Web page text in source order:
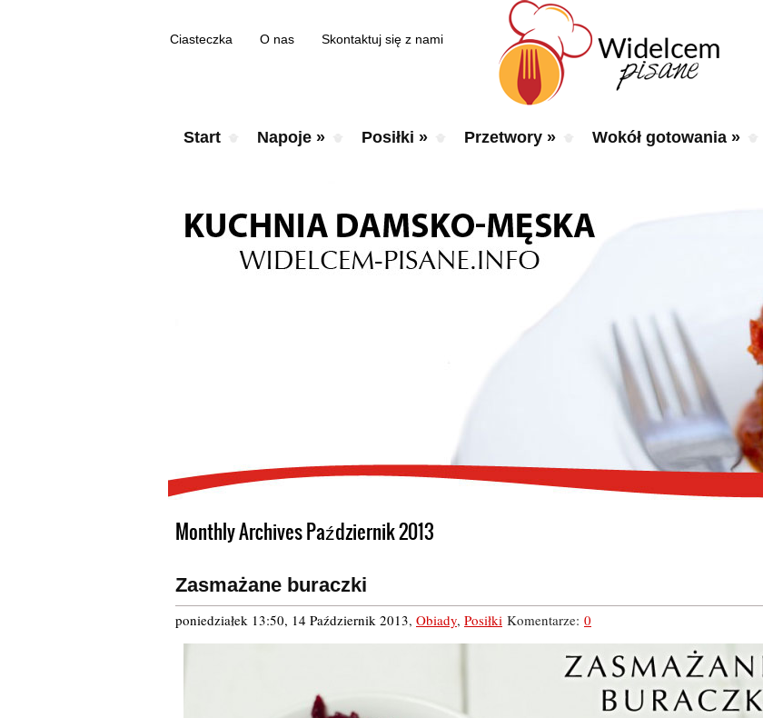
Ciasteczka O nas Skontaktuj się z nami
Start Napoje » Posiłki » Przetwory » Wokół gotowania »
Monthly Archives Październik 2013
Zasmażane buraczki
poniedziałek 13:50, 14 Październik 2013, Obiady, Posiłki Komentarze: 0